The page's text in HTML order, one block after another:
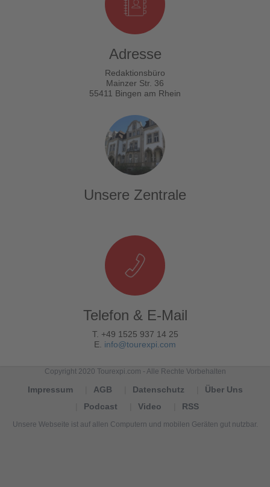
Adresse
Redaktionsbüro
Mainzer Str. 36
55411 Bingen am Rhein
Unsere Zentrale
Telefon & E-Mail
T. +49 1525 937 14 25
E. info@tourexpi.com
Copyright 2020 Tourexpi.com - Alle Rechte Vorbehalten
Impressum AGB Datenschutz
Über Uns
Podcast
Video RSS
Unsere Webseite ist auf allen Computern und mobilen Geräten gut nutzbar.